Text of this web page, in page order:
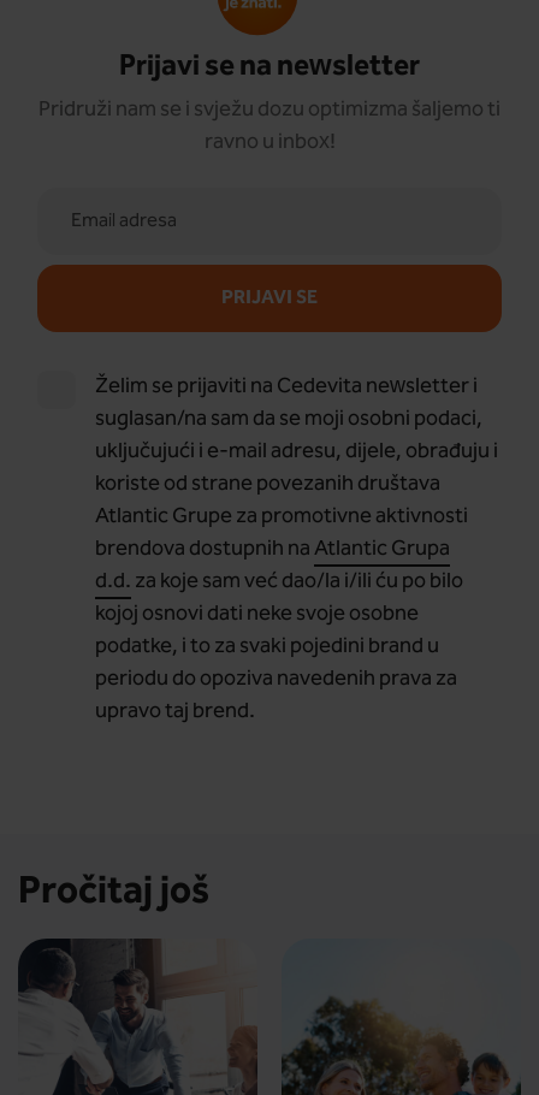
Prijavi se na newsletter
Pridruži nam se i svježu dozu optimizma šaljemo ti
ravno u inbox!
PRIJAVI SE
Želim se prijaviti na Cedevita newsletter i
suglasan/na sam da se moji osobni podaci,
uključujući i e-mail adresu, dijele, obrađuju i
koriste od strane povezanih društava
Atlantic Grupe za promotivne aktivnosti
brendova dostupnih naAtlantic Grupa
d.d. za koje sam već dao/la i/ili ću po bilo
kojoj osnovi dati neke svoje osobne
podatke, i to za svaki pojedini brand u
periodu do opoziva navedenih prava za
upravo taj brend.
Pročitaj još